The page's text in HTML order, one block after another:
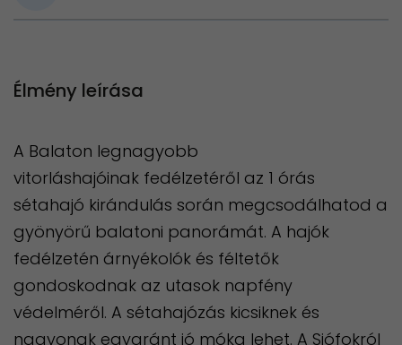
Élmény leírása
A Balaton legnagyobb
vitorláshajóinak fedélzetéről az 1 órás
sétahajó kirándulás során megcsodálhatod a
gyönyörű balatoni panorámát. A hajók
fedélzetén árnyékolók és féltetők
gondoskodnak az utasok napfény
védelméről. A sétahajózás kicsiknek és
nagyonak egyaránt jó móka lehet. A Siófokról